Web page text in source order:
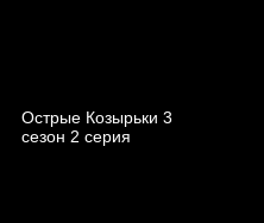
Острые Козырьки 3
cезон 2 cерия